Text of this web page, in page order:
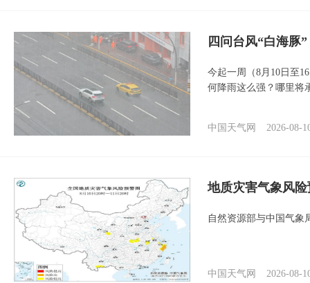
四问台风“白海豚
今起一周（8月10日至
何降雨这么强？哪里将
中国天气网 2026-08-
地质灾害气象风
自然资源部与中国气象
中国天气网 2026-08-